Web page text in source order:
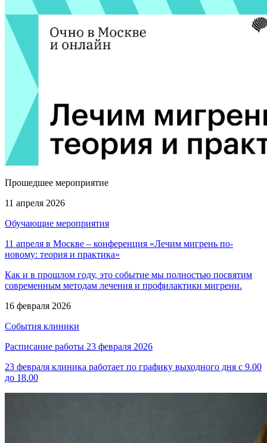
Прошедшее мероприятие
11 апреля 2026
Обучающие мероприятия
11 апреля в Москве – конференция «Лечим мигрень по-
новому: теория и практика»
Как и в прошлом году, это событие мы полностью посвятим
современным методам лечения и профилактики мигрени.
16 февраля 2026
События клиники
Расписание работы 23 февраля 2026
23 февраля клиника работает по графику выходного дня с 9.00
до 18.00